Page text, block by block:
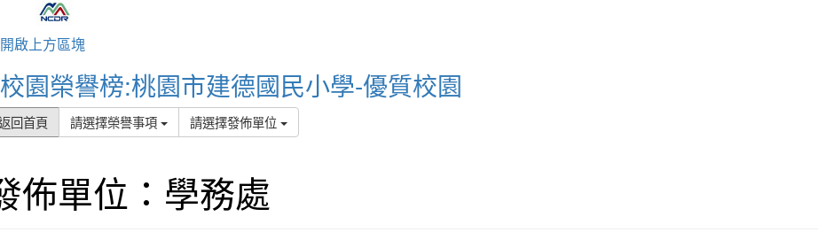
開啟上方區塊
校園榮譽榜:桃園市建德國民小學-優質校園
回首頁 請選擇榮譽事項 請選擇發佈單位
佈單位：學務處